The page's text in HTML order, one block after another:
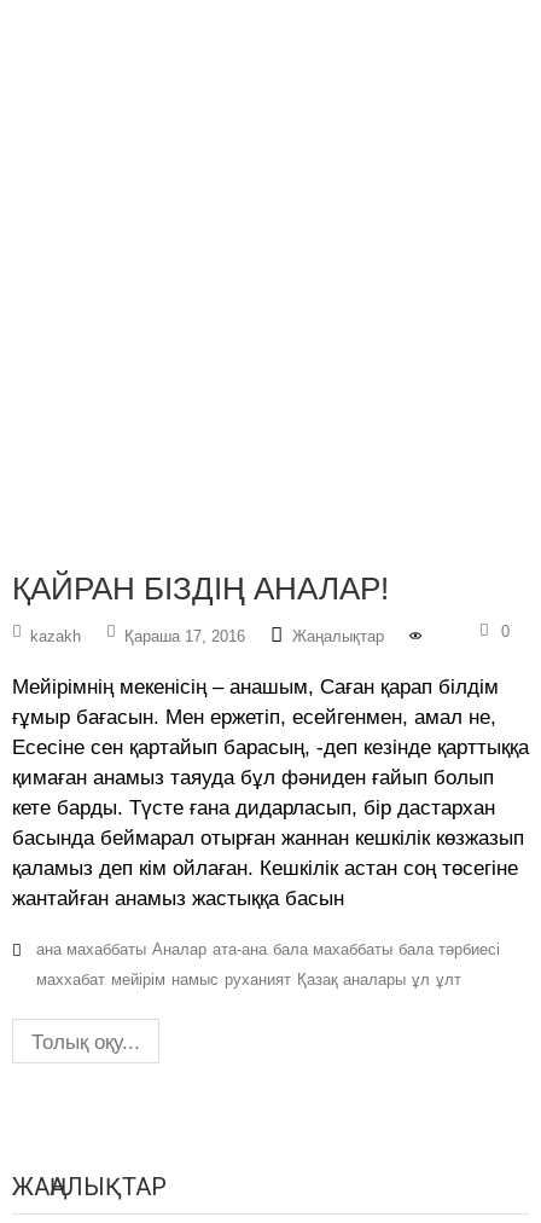
ҚАЙРАН БІЗДІҢ АНАЛАР!
kazakh Қараша 17, 2016 Жаңалықтар 0
Мейірімнің мекенісің – анашым, Саған қарап білдім
ғұмыр бағасын. Мен ержетіп, есейгенмен, амал не,
Есесіне сен қартайып барасың, -деп кезінде қарттыққа
қимаған анамыз таяуда бұл фәниден ғайып болып
кете барды. Түсте ғана дидарласып, бір дастархан
басында беймарал отырған жаннан кешкілік көзжазып
қаламыз деп кім ойлаған. Кешкілік астан соң төсегіне
жантайған анамыз жастыққа басын
ана махаббаты Аналар ата-ана бала махаббаты бала тәрбиесі
маххабат мейірім намыс руханият Қазақ аналары ұл ұлт
Толық оқу...
ЖАҢАЛЫҚТАР